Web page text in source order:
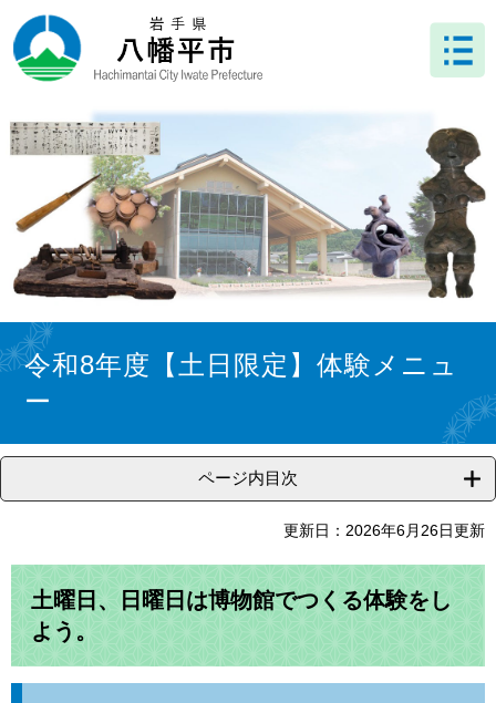
ー
ジ
頭
で
ニ
ュ
飛
ば
文 令和8年度【土日限定】体験メニュ
ー
ページ内目次
更新日：2026年6月26日更新
土曜日、日曜日は博物館でつくる体験をし
よう。